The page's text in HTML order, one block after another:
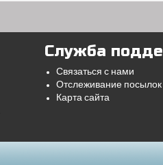
Служба
Связаться с нами
Отслеживание посылок
Карта сайта